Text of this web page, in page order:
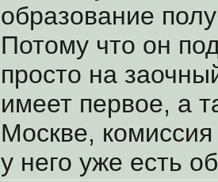
образование
Потому что он
просто на
имеет первое, а
Москве,
у него уже есть